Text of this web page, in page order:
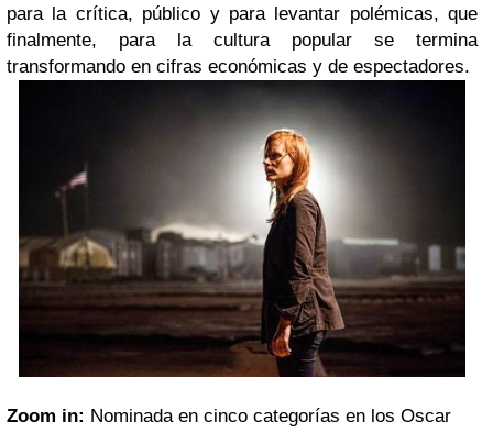
para la crítica, público y para levantar polémicas, que
finalmente, para la cultura popular se termina
transformando en cifras económicas y de espectadores.
Zoom in: Nominada en cinco categorías en los Oscar